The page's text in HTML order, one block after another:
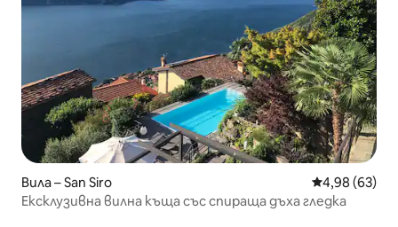
Вила – San Siro Средна
4,98 (63)
Ексклузивна вилна къща със спираща дъха гледка